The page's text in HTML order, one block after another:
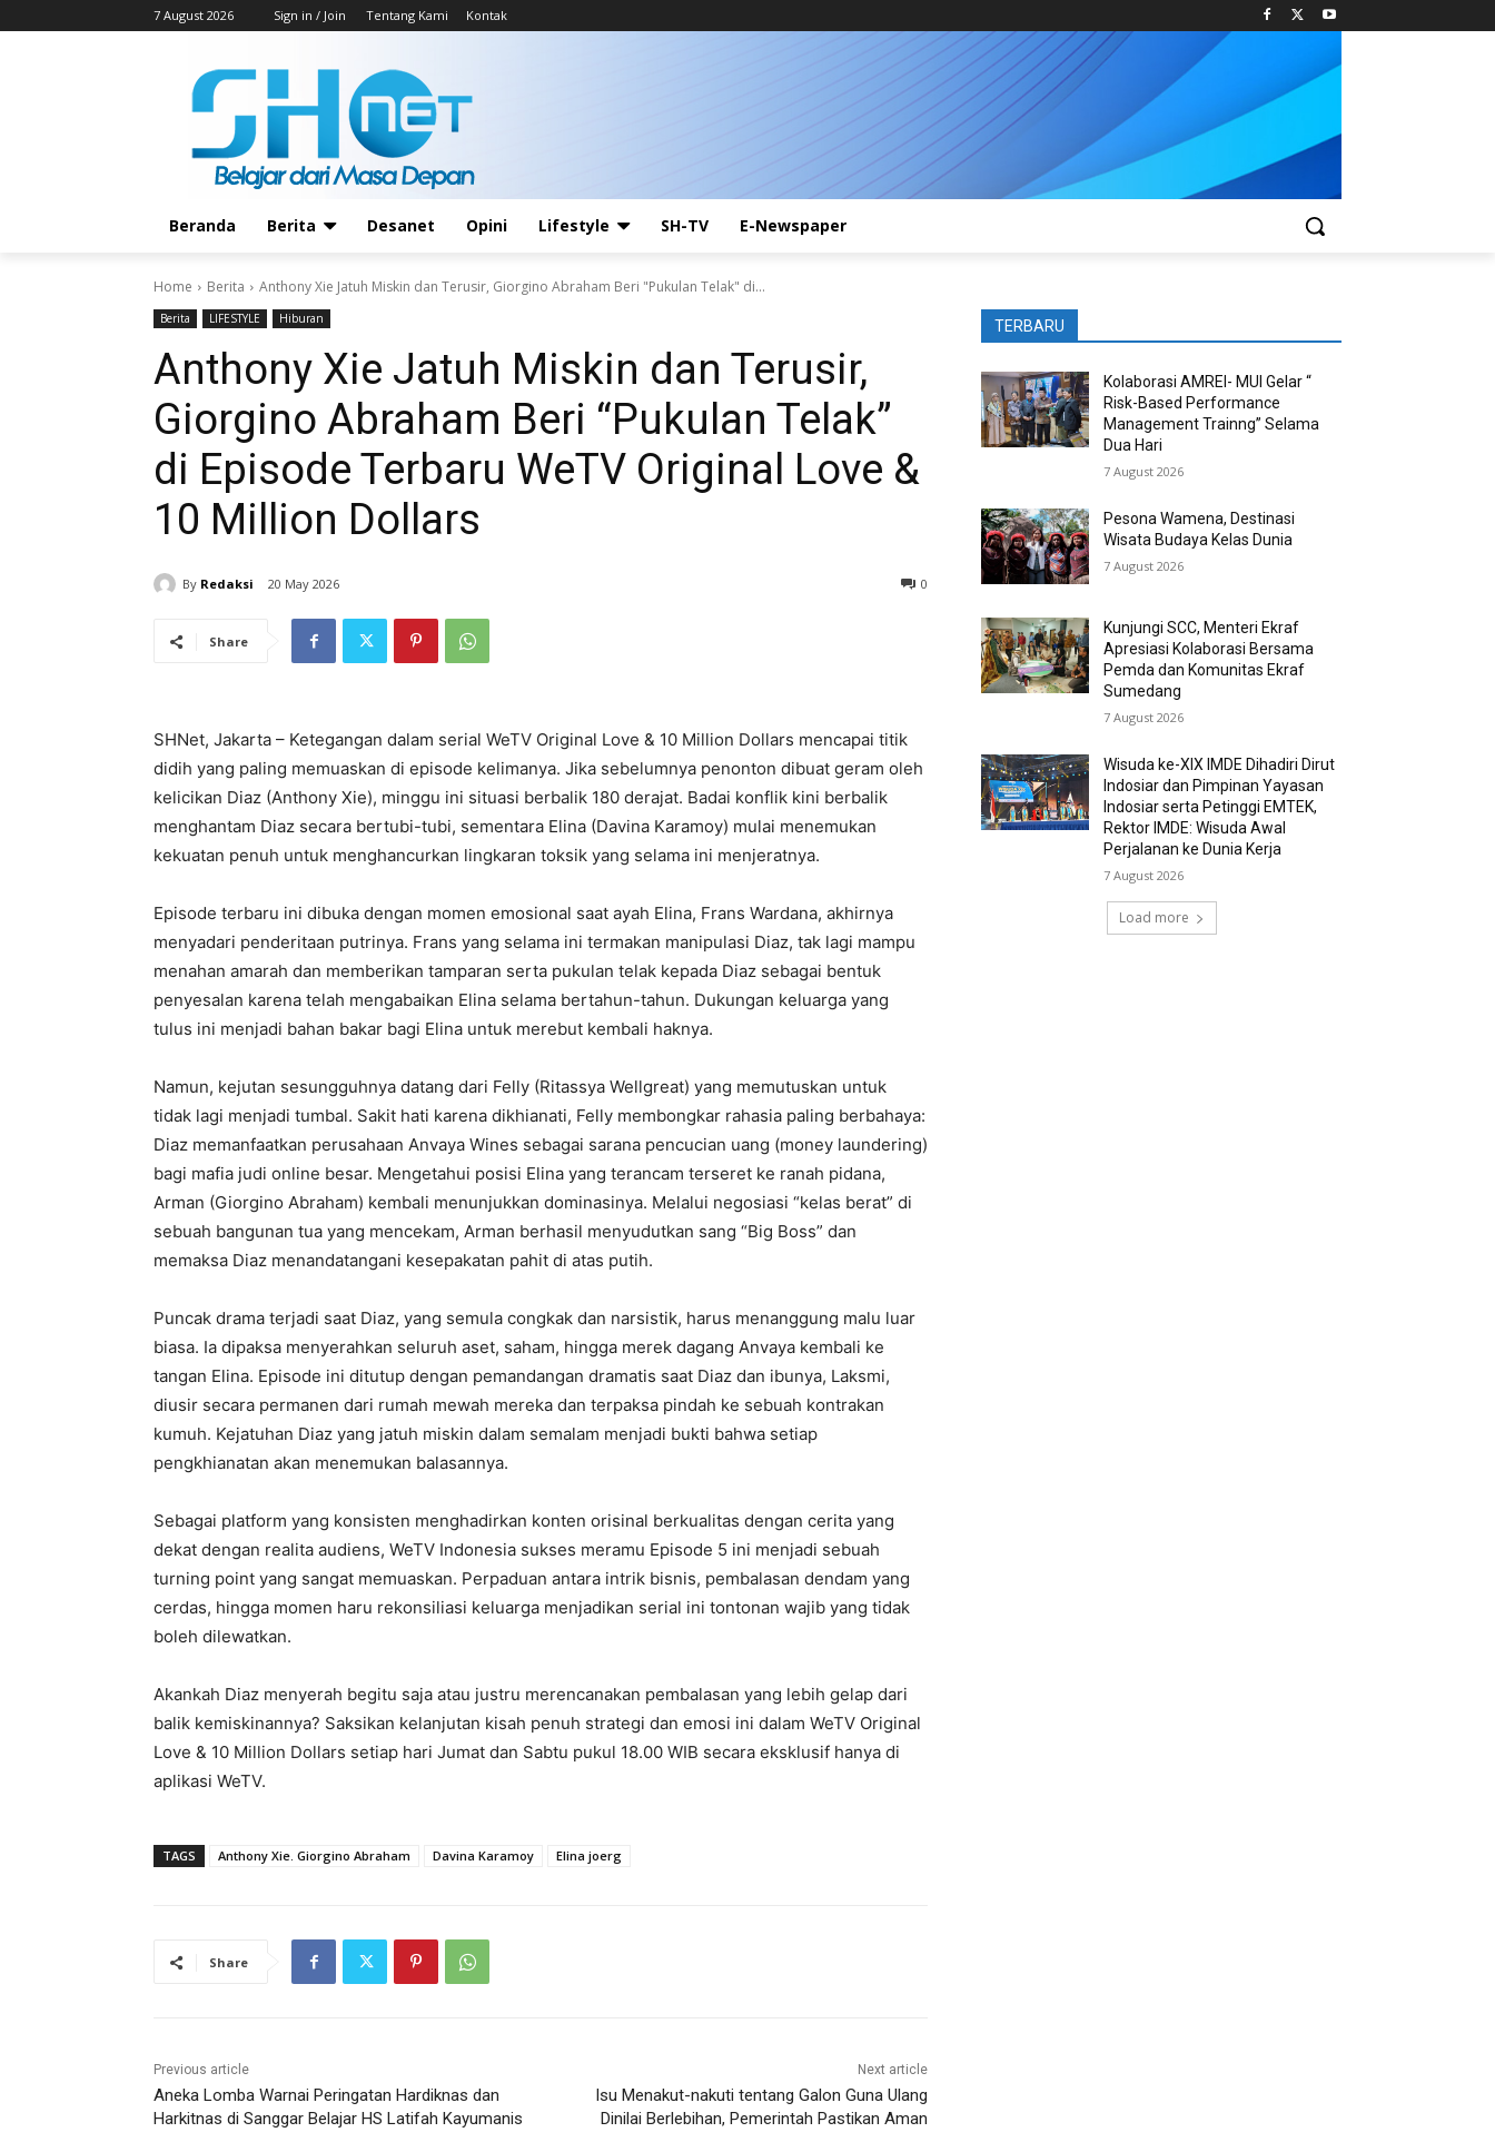
7 August 2026 Sign in / Join Tentang Kami Kontak
Beranda Berita Desanet Opini Lifestyle SH-TV E-Newspaper
Home Berita Anthony Xie Jatuh Miskin dan Terusir, Giorgino Abraham Beri "Pukulan Telak" di...
Berita LIFESTYLE Hiburan
Anthony Xie Jatuh Miskin dan Terusir,
Giorgino Abraham Beri “Pukulan Telak”
di Episode Terbaru WeTV Original Love &
10 Million Dollars
By Redaksi 20 May 2026 0
Share
SHNet, Jakarta – Ketegangan dalam serial WeTV Original Love & 10 Million Dollars mencapai titik
didih yang paling memuaskan di episode kelimanya. Jika sebelumnya penonton dibuat geram oleh
kelicikan Diaz (Anthony Xie), minggu ini situasi berbalik 180 derajat. Badai konflik kini berbalik
menghantam Diaz secara bertubi-tubi, sementara Elina (Davina Karamoy) mulai menemukan
kekuatan penuh untuk menghancurkan lingkaran toksik yang selama ini menjeratnya.
Episode terbaru ini dibuka dengan momen emosional saat ayah Elina, Frans Wardana, akhirnya
menyadari penderitaan putrinya. Frans yang selama ini termakan manipulasi Diaz, tak lagi mampu
menahan amarah dan memberikan tamparan serta pukulan telak kepada Diaz sebagai bentuk
penyesalan karena telah mengabaikan Elina selama bertahun-tahun. Dukungan keluarga yang
tulus ini menjadi bahan bakar bagi Elina untuk merebut kembali haknya.
Namun, kejutan sesungguhnya datang dari Felly (Ritassya Wellgreat) yang memutuskan untuk
tidak lagi menjadi tumbal. Sakit hati karena dikhianati, Felly membongkar rahasia paling berbahaya:
Diaz memanfaatkan perusahaan Anvaya Wines sebagai sarana pencucian uang (money laundering)
bagi mafia judi online besar. Mengetahui posisi Elina yang terancam terseret ke ranah pidana,
Arman (Giorgino Abraham) kembali menunjukkan dominasinya. Melalui negosiasi “kelas berat” di
sebuah bangunan tua yang mencekam, Arman berhasil menyudutkan sang “Big Boss” dan
memaksa Diaz menandatangani kesepakatan pahit di atas putih.
Puncak drama terjadi saat Diaz, yang semula congkak dan narsistik, harus menanggung malu luar
biasa. Ia dipaksa menyerahkan seluruh aset, saham, hingga merek dagang Anvaya kembali ke
tangan Elina. Episode ini ditutup dengan pemandangan dramatis saat Diaz dan ibunya, Laksmi,
diusir secara permanen dari rumah mewah mereka dan terpaksa pindah ke sebuah kontrakan
kumuh. Kejatuhan Diaz yang jatuh miskin dalam semalam menjadi bukti bahwa setiap
pengkhianatan akan menemukan balasannya.
Sebagai platform yang konsisten menghadirkan konten orisinal berkualitas dengan cerita yang
dekat dengan realita audiens, WeTV Indonesia sukses meramu Episode 5 ini menjadi sebuah
turning point yang sangat memuaskan. Perpaduan antara intrik bisnis, pembalasan dendam yang
cerdas, hingga momen haru rekonsiliasi keluarga menjadikan serial ini tontonan wajib yang tidak
boleh dilewatkan.
Akankah Diaz menyerah begitu saja atau justru merencanakan pembalasan yang lebih gelap dari
balik kemiskinannya? Saksikan kelanjutan kisah penuh strategi dan emosi ini dalam WeTV Original
Love & 10 Million Dollars setiap hari Jumat dan Sabtu pukul 18.00 WIB secara eksklusif hanya di
aplikasi WeTV.
TAGS Anthony Xie. Giorgino Abraham Davina Karamoy Elina joerg
Share
Previous article
Aneka Lomba Warnai Peringatan Hardiknas dan
Harkitnas di Sanggar Belajar HS Latifah Kayumanis
Next article
Isu Menakut-nakuti tentang Galon Guna Ulang
Dinilai Berlebihan, Pemerintah Pastikan Aman
TERBARU
Kolaborasi AMREI- MUI Gelar “
Risk-Based Performance
Management Trainng” Selama
Dua Hari
7 August 2026
Pesona Wamena, Destinasi
Wisata Budaya Kelas Dunia
7 August 2026
Kunjungi SCC, Menteri Ekraf
Apresiasi Kolaborasi Bersama
Pemda dan Komunitas Ekraf
Sumedang
7 August 2026
Wisuda ke-XIX IMDE Dihadiri Dirut
Indosiar dan Pimpinan Yayasan
Indosiar serta Petinggi EMTEK,
Rektor IMDE: Wisuda Awal
Perjalanan ke Dunia Kerja
7 August 2026
Load more